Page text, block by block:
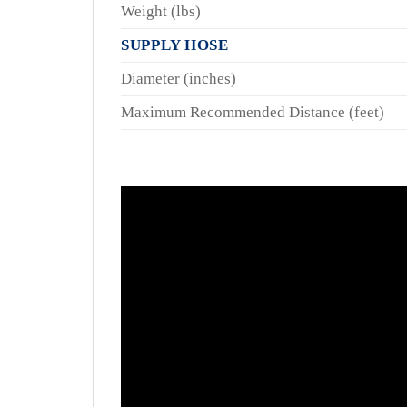
Weight (lbs)
SUPPLY HOSE
Diameter (inches)
Maximum Recommended Distance (feet)